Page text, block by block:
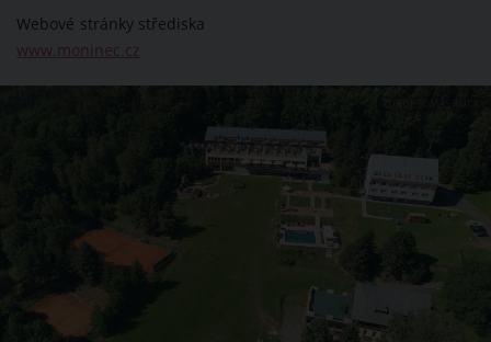
Webové stránky střediska
www.moninec.cz